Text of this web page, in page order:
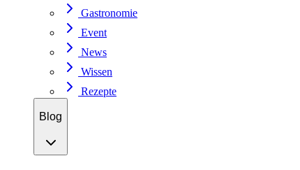
Gastronomie
Event
News
Wissen
Rezepte
Blog